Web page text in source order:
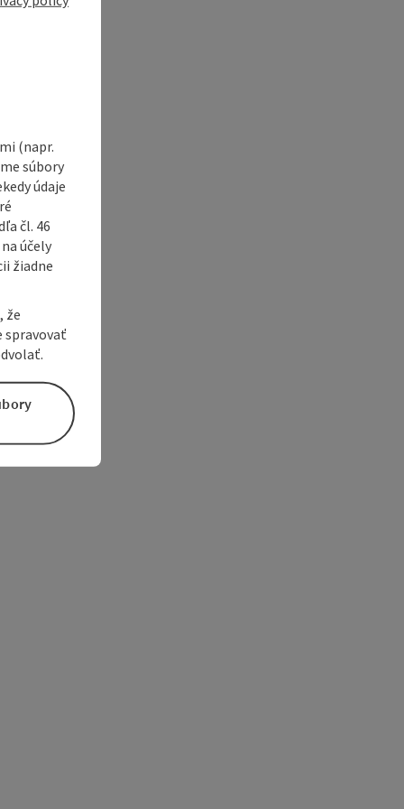
(napr.
súbory
údaje
čl. 46
účely
žiadne
že
spravovať